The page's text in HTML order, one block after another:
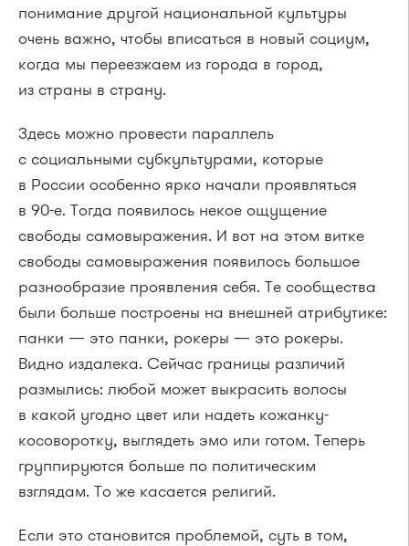
понимание другой национальной культуры
очень важно, чтобы вписаться в новый социум,
когда мы переезжаем из города в город,
из страны в страну.
Здесь можно провести параллель
с социальными субкультурами, которые
в России особенно ярко начали проявляться
в 90-е. Тогда появилось некое ощущение
свободы самовыражения. И вот на этом витке
свободы самовыражения появилось большое
разнообразие проявления себя. Те сообщества
были больше построены на внешней атрибутике:
панки — это панки, рокеры — это рокеры.
Видно издалека. Сейчас границы различий
размылись: любой может выкрасить волосы
в какой угодно цвет или надеть кожанку-
косоворотку, выглядеть эмо или готом. Теперь
группируются больше по политическим
взглядам. То же касается религий.
Если это становится проблемой, суть в том,